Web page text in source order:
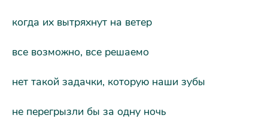
когда их вытряхнут на ветер
все возможно, все решаемо
нет такой задачки, которую наши зубы
не перегрызли бы за одну ночь